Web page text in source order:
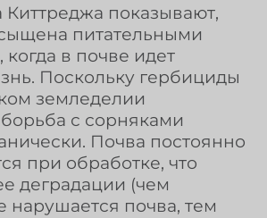
Киттреджа показывают,
питательными
в почве идет
Поскольку гербициды
земледелии
с сорняками
Почва постоянно
при обработке, что
деградации (чем
нарушается почва, тем